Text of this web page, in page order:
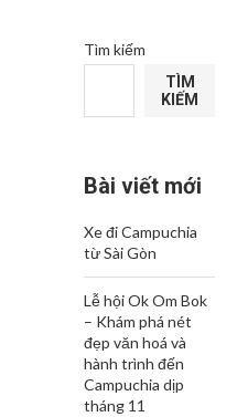
Tìm kiếm
TÌM
KIẾM
Bài viết mới
Xe đi Campuchia
từ Sài Gòn
Lễ hội Ok Om Bok
– Khám phá nét
đẹp văn hoá và
hành trình đến
Campuchia dịp
tháng 11